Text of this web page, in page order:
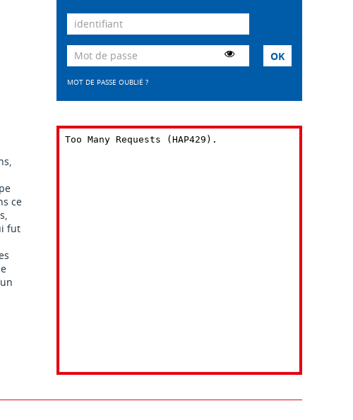
ce
fut
MOT DE PASSE OUBLIÉ ?